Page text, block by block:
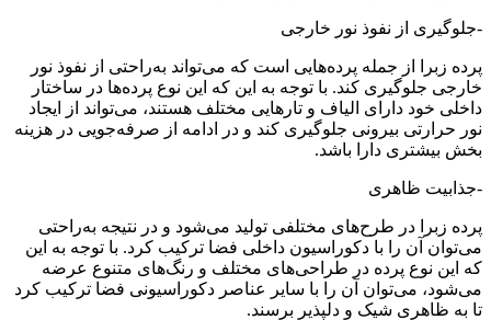
-جلوگیری از نفوذ نور خارجی
پرده زبرا از جمله پرده‌هایی است که می‌تواند به‌راحتی از نفوذ نور
خارجی جلوگیری کند. با توجه به این که این نوع پرده‌ها در ساختار
داخلی خود دارای الیاف و تارهایی مختلف هستند، می‌تواند از ایجاد
نور حرارتی بیرونی جلوگیری کند و در ادامه از صرفه‌جویی در هزینه
بخش بیشتری دارا باشد.
-جذابیت ظاهری
پرده زبرا در طرح‌های مختلفی تولید می‌شود و در نتیجه به‌راحتی
می‌توان آن را با دکوراسیون داخلی فضا ترکیب کرد. با توجه به این
که این نوع پرده در طراحی‌های مختلف و رنگ‌های متنوع عرضه
می‌شود، می‌توان آن را با سایر عناصر دکوراسیونی فضا ترکیب کرد
تا به ظاهری شیک و دلپذیر برسند.